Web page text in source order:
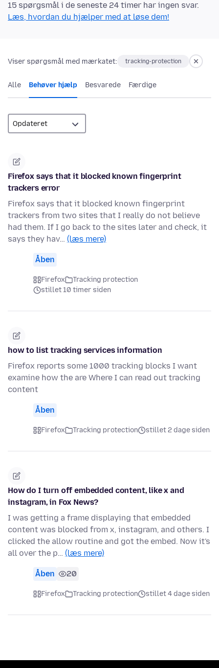
15 spørgsmål i de seneste 24 timer har ingen svar.
Læs, hvordan du hjælper med at løse dem!
Viser spørgsmål med mærkatet: tracking-protection
Alle Behøver hjælp Besvarede Færdige
Firefox says that it blocked known fingerprint
trackers error
Firefox says that it blocked known fingerprint
trackers from two sites that I really do not believe
had them. If I go back to the sites later and check, it
says they hav… (læs mere)
Åben
Firefox
Tracking protection
stillet 10 timer siden
how to list tracking services information
Firefox reports some 1000 tracking blocks I want
examine how the are Where I can read out tracking
content
Åben
Firefox Tracking protection stillet 2 dage siden
How do I turn off embedded content, like x and
instagram, in Fox News?
I was getting a frame displaying that embedded
content was blocked from x, instagram, and others. I
clicked the allow routine and got the embed. Now it's
all over the p… (læs mere)
Åben 20
Firefox Tracking protection stillet 4 dage siden